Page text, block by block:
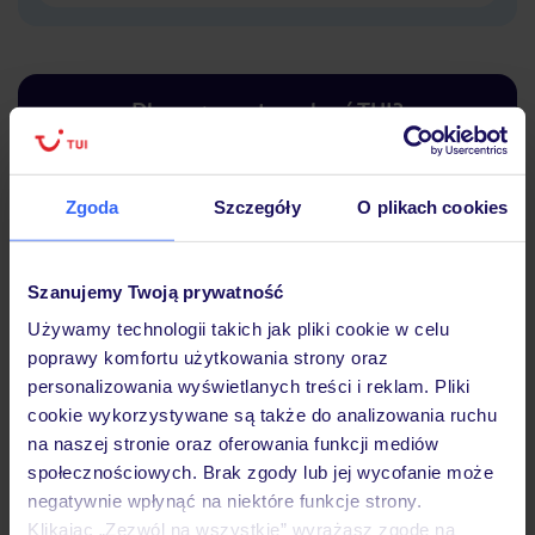
Zgoda Szczegóły O plikach cookies
Szanujemy Twoją prywatność
Używamy technologii takich jak pliki cookie w celu
poprawy komfortu użytkowania strony oraz
personalizowania wyświetlanych treści i reklam. Pliki
cookie wykorzystywane są także do analizowania ruchu
na naszej stronie oraz oferowania funkcji mediów
społecznościowych. Brak zgody lub jej wycofanie może
negatywnie wpłynąć na niektóre funkcje strony.
Klikając „Zezwól na wszystkie” wyrażasz zgodę na
Dlaczego warto wybrać TUI?
Lider niskich cen
Największe biuro
30 lat w
Hotel
Pokoje